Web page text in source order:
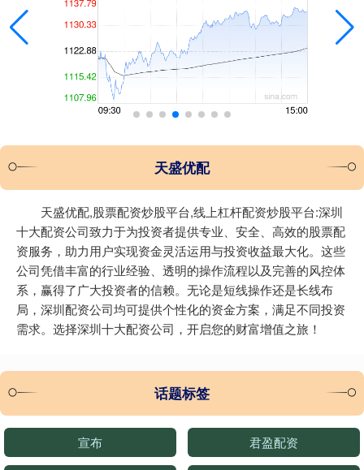
天盛优配
天盛优配,股票配资炒股平台,线上杠杆配资炒股平台:深圳
十大配资公司致力于为投资者提供专业、安全、高效的股票配
资服务，助力用户实现资金灵活运用与投资收益最大化。这些
公司凭借丰富的行业经验、透明的操作流程以及完善的风控体
系，赢得了广大投资者的信赖。无论是短线操作还是长线布
局，深圳配资公司均可提供个性化的资金方案，满足不同投资
需求。选择深圳十大配资公司，开启您的财富增值之旅！
话题标签
宣布 君盈配资